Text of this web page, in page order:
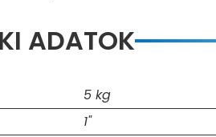
ADATOK
5 kg
1"